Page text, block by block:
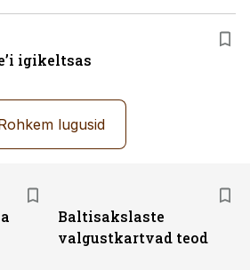
igikeltsas
lugusid
Baltisakslaste
valgustkartvad teod